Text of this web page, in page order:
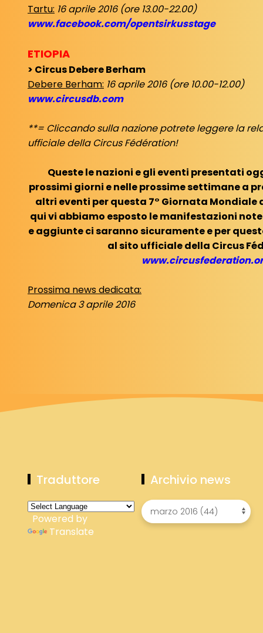
Tartu: 16 aprile 2016 (ore 13.00-22.00)
www.facebook.com/opentsirkusstage
ETIOPIA
> Circus Debere Berham
Debere Berham: 16 aprile 2016 (ore 10.00-12.00)
www.circusdb.com
**= Cliccando sulla nazione potrete leggere la
ufficiale della Circus Fédération!
Queste le nazioni e gli eventi presentati
prossimi giorni e nelle prossime settimane a
altri eventi per questa 7° Giornata Mondiale
qui vi abbiamo esposto le manifestazioni
e aggiunte ci saranno sicuramente e per
al sito ufficiale della Circus
Prossima news dedicata:
Domenica 3 aprile 2016
Traduttore
Powered by
Translate
Archivio news